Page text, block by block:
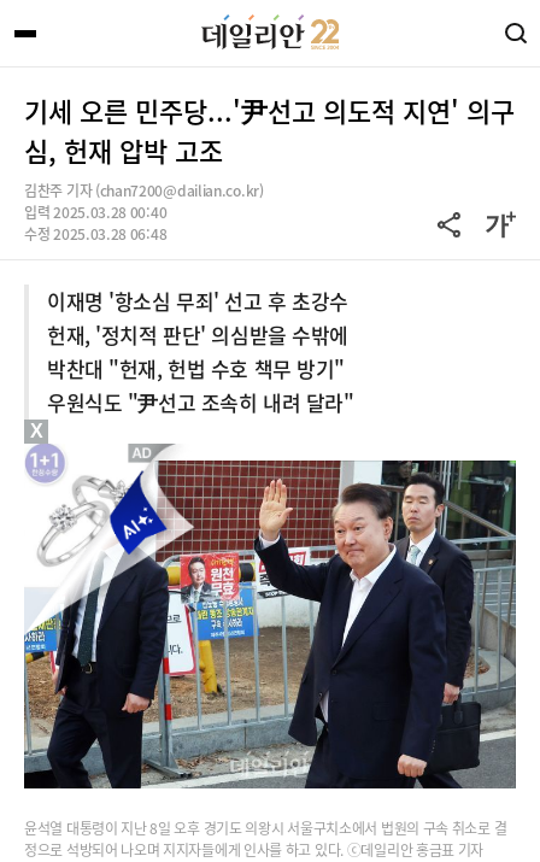
기세 오른 민주당...'尹선고 의도적 지연' 의구
심, 헌재 압박 고조
김찬주 기자 (chan7200@dailian.co.kr)
입력 2025.03.28 00:40
수정 2025.03.28 06:48
이재명 '항소심 무죄' 선고 후 초강수
헌재, '정치적 판단' 의심받을 수밖에
박찬대 "헌재, 헌법 수호 책무 방기"
우원식도 "尹선고 조속히 내려 달라"
윤석열 대통령이 지난 8일 오후 경기도 의왕시 서울구치소에서 법원의 구속 취소로 결
정으로 석방되어 나오며 지지자들에게 인사를 하고 있다. ⓒ데일리안 홍금표 기자
X